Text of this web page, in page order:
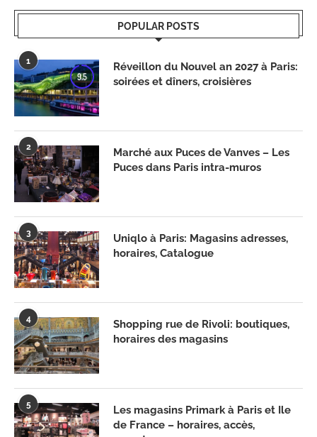
POPULAR POSTS
1
9.5
Réveillon du Nouvel an 2027 à Paris:
soirées et dîners, croisières
2
Marché aux Puces de Vanves – Les
Puces dans Paris intra-muros
3
Uniqlo à Paris: Magasins adresses,
horaires, Catalogue
4
Shopping rue de Rivoli: boutiques,
horaires des magasins
5
Les magasins Primark à Paris et Ile
de France – horaires, accès,